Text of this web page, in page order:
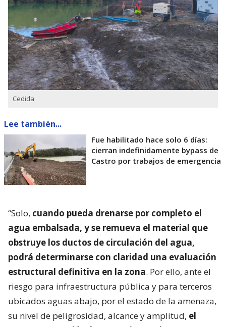
Cedida
Lee también...
Fue habilitado hace solo 6 días:
cierran indefinidamente bypass de
Castro por trabajos de emergencia
“Solo, cuando pueda drenarse por completo el
agua embalsada, y se remueva el material que
obstruye los ductos de circulación del agua,
podrá determinarse con claridad una evaluación
estructural definitiva en la zona. Por ello, ante el
riesgo para infraestructura pública y para terceros
ubicados aguas abajo, por el estado de la amenaza,
su nivel de peligrosidad, alcance y amplitud, el